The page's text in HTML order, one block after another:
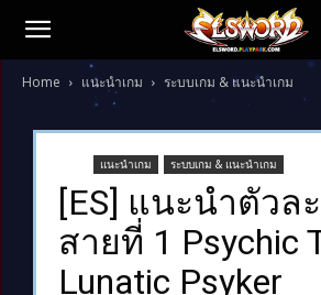
Home แนะนำเกม ระบบเกม & แนะนำเกม
แนะนำเกม ระบบเกม & แนะนำเกม
[ES] แนะนำตัวล
สายที่ 1 Psychic
Lunatic Psyker